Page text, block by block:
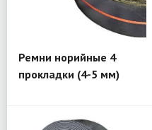
Ремни норийные 4
прокладки (4-5 мм)